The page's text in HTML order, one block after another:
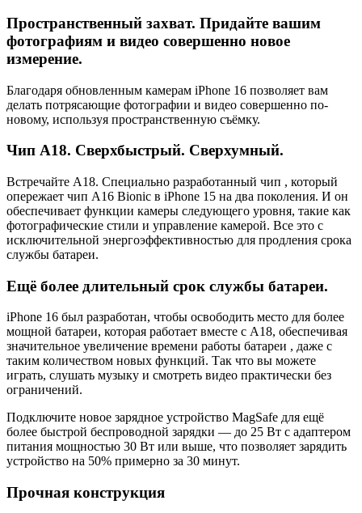
Пространственный захват. Придайте вашим
фотографиям и видео совершенно новое
измерение.
Благодаря обновленным камерам iPhone 16 позволяет вам
делать потрясающие фотографии и видео совершенно по-
новому, используя пространственную съёмку.
Чип А18. Сверхбыстрый. Сверхумный.
Встречайте A18. Специально разработанный чип , который
опережает чип A16 Bionic в iPhone 15 на два поколения. И он
обеспечивает функции камеры следующего уровня, такие как
фотографические стили и управление камерой. Все это с
исключительной энергоэффективностью для продления срока
службы батареи.
Ещё более длительный срок службы батареи.
iPhone 16 был разработан, чтобы освободить место для более
мощной батареи, которая работает вместе с A18, обеспечивая
значительное увеличение времени работы батареи , даже с
таким количеством новых функций. Так что вы можете
играть, слушать музыку и смотреть видео практически без
ограничений.
Подключите новое зарядное устройство MagSafe для ещё
более быстрой беспроводной зарядки — до 25 Вт с адаптером
питания мощностью 30 Вт или выше, что позволяет зарядить
устройство на 50% примерно за 30 минут.
Прочная конструкция